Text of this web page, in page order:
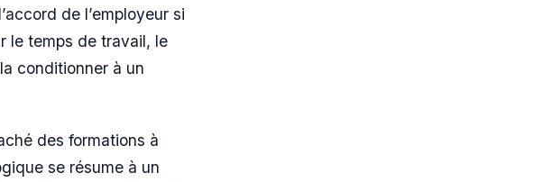
de l’employeur si
le temps de travail, le
conditionner à un
des formations à
se résume à un